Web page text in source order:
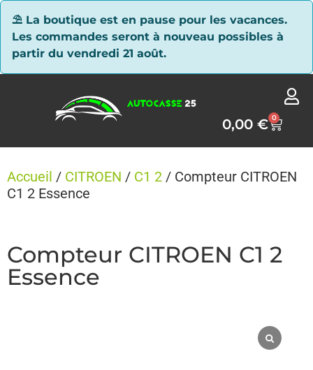
⛱ La boutique est en pause pour les vacances.
Les commandes seront à nouveau possibles à
partir du vendredi 21 août.
0,00€ 0
Accueil / CITROEN / C1 2 / Compteur CITROEN
C1 2 Essence
Compteur CITROEN C1 2
Essence
Panneau de gestion des cookies